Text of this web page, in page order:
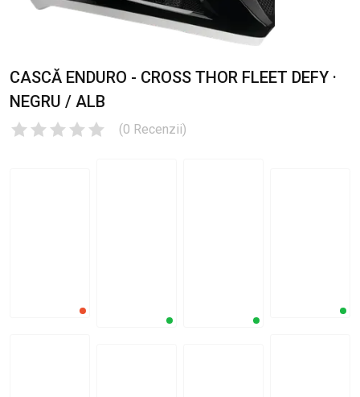
CASCĂ ENDURO - CROSS THOR FLEET DEFY ·
NEGRU / ALB
(0 Recenzii)